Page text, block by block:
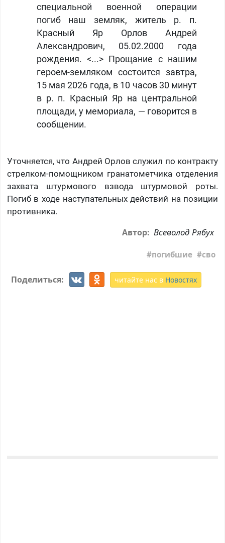
специальной военной операции
погиб наш земляк, житель р. п.
Красный Яр Орлов Андрей
Александрович, 05.02.2000 года
рождения. <...> Прощание с нашим
героем-земляком состоится завтра,
15 мая 2026 года, в 10 часов 30 минут
в р. п. Красный Яр на центральной
площади, у мемориала, — говорится в
сообщении.
Уточняется, что Андрей Орлов служил по контракту
стрелком-помощником гранатометчика отделения
захвата штурмового взвода штурмовой роты.
Погиб в ходе наступательных действий на позиции
противника.
Автор: Всеволод Рябух
погибшие сво
Поделиться: читайте нас в Новостях